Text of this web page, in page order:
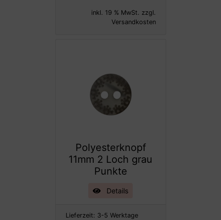
inkl. 19 % MwSt. zzgl.
Versandkosten
Polyesterknopf
11mm 2 Loch grau
Punkte
Details
Lieferzeit: 3-5 Werktage